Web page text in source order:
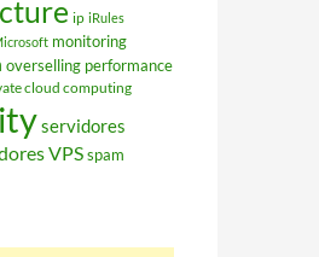
ip iRules
monitoring
overselling performance
cloud computing
servidores
VPSspam